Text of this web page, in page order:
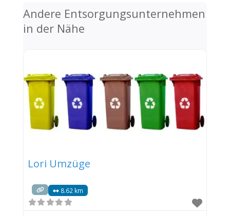
Andere Entsorgungsunternehmen
in der Nähe
Lori Umzüge
8.62 km